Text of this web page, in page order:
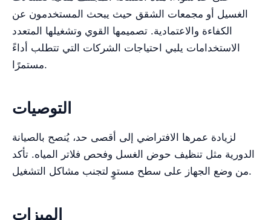
الغسيل أو مجمعات الشقق حيث يبحث المستخدمون عن
الكفاءة والاعتمادية. تصميمها القوي وتشغيلها المتعدد
الاستخدامات يلبي احتياجات الشركات التي تتطلب أداءً
مستمرًا.
التوصيات
لزيادة عمرها الافتراضي إلى أقصى حد، يُنصح بالصيانة
الدورية مثل تنظيف حوض الغسل وفحص فلاتر المياه. تأكد
من وضع الجهاز على سطح مستوٍ لتجنب مشاكل التشغيل.
الميزات